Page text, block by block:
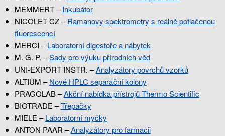
MEMMERT –Inkubátor
NICOLET CZ –Ramanovy spektrometry s reálně potlačenou
fluorescencí
MERCI –Laboratorní digestoře a nábytek
M. G. P. –Sady pro výuku přírodních věd
UNI-EXPORT INSTR. –Analyzátory povrchů vzorků
ALTIUM –Nové HPLC separační kolony
PRAGOLAB –Akční nabídka přístrojů Thermo Scientific
BIOTRADE –Třepačky
MIELE –Laboratorní myčky
ANTON PAAR –Analyzátory pro farmacii